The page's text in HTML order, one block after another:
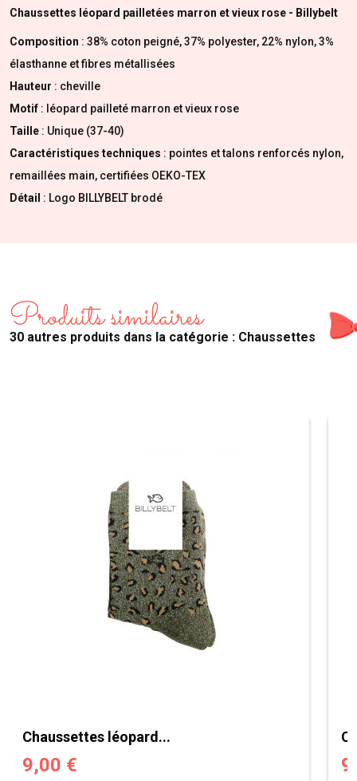
Chaussettes léopard pailletées marron et vieux rose - Billybelt
Composition : 38% coton peigné, 37% polyester, 22% nylon, 3%
élasthanne et fibres métallisées
Hauteur : cheville
Motif : l éopard pailleté marron et vieux rose
Taille : Unique (37-40)
Caractéristiques techniques : pointes et talons renforcés nylon,
remaillées main, certifiées OEKO-TEX
Détail : Logo BILLYBELT brodé
Produits similaires
30 autres produits dans la catégorie : Chaussettes
Chaussettes léopard...
9,00 €